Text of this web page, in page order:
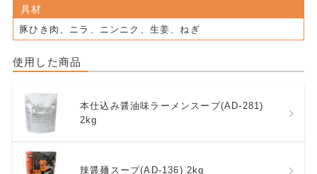
具材
豚ひき肉、ニラ、ニンニク、生姜、ねぎ
使用した商品
本仕込み醤油味ラーメンスープ(AD-281)
2kg
辣醤麺スープ(AD-136) 2kg